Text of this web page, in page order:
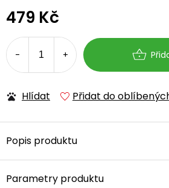
479 Kč
cena:
Hlídat Přidat do
Popis produktu
Parametry produktu